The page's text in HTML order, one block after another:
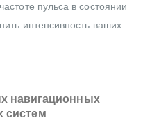
пульса в состоянии
интенсивность ваших
навигационных
систем